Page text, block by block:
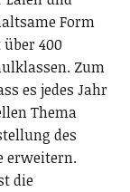
Form
400
Zum
es jedes Jahr
Thema
des
erweitern.
die